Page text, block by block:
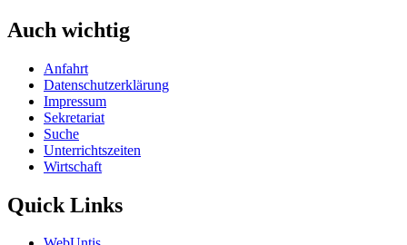
Auch wichtig
Anfahrt
Datenschutzerklärung
Impressum
Sekretariat
Suche
Unterrichtszeiten
Wirtschaft
Quick Links